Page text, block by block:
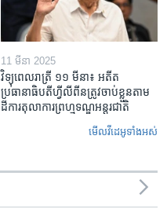
11 មីនា 2025
វិទ្យុពេលរាត្រី ១១ មីនា៖ អតីត​
ប្រធានាធិបតីហ្វីលីពីន​ត្រូវ​ចាប់ខ្លួនតាម
ដីការ​តុលាការ​ព្រហ្មទណ្ឌ​អន្តរជាតិ
មើល​វីដេអូ​ទាំង​អស់